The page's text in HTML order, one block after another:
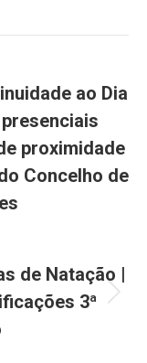
ao Dia
proximidade
Concelho de
de Natação |
3ª